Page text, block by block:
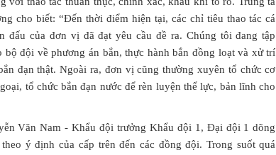
cho biết: “Đến thời điểm hiện tại, các chỉ tiêu thao tác cá
đấu của đơn vị đã đạt yêu cầu đề ra. Chúng tôi đang tập
bộ đội về phương án bắn, thực hành bắn đồng loạt và xử trí
đạn thật. Ngoài ra, đơn vị cũng thường xuyên tổ chức cơ
tổ chức bắn đạn nước để rèn luyện thể lực, bản lĩnh cho
Văn Nam - Khẩu đội trưởng Khẩu đội 1, Đại đội 1 dõng
ý định của cấp trên đến các đồng đội. Trong suốt quá